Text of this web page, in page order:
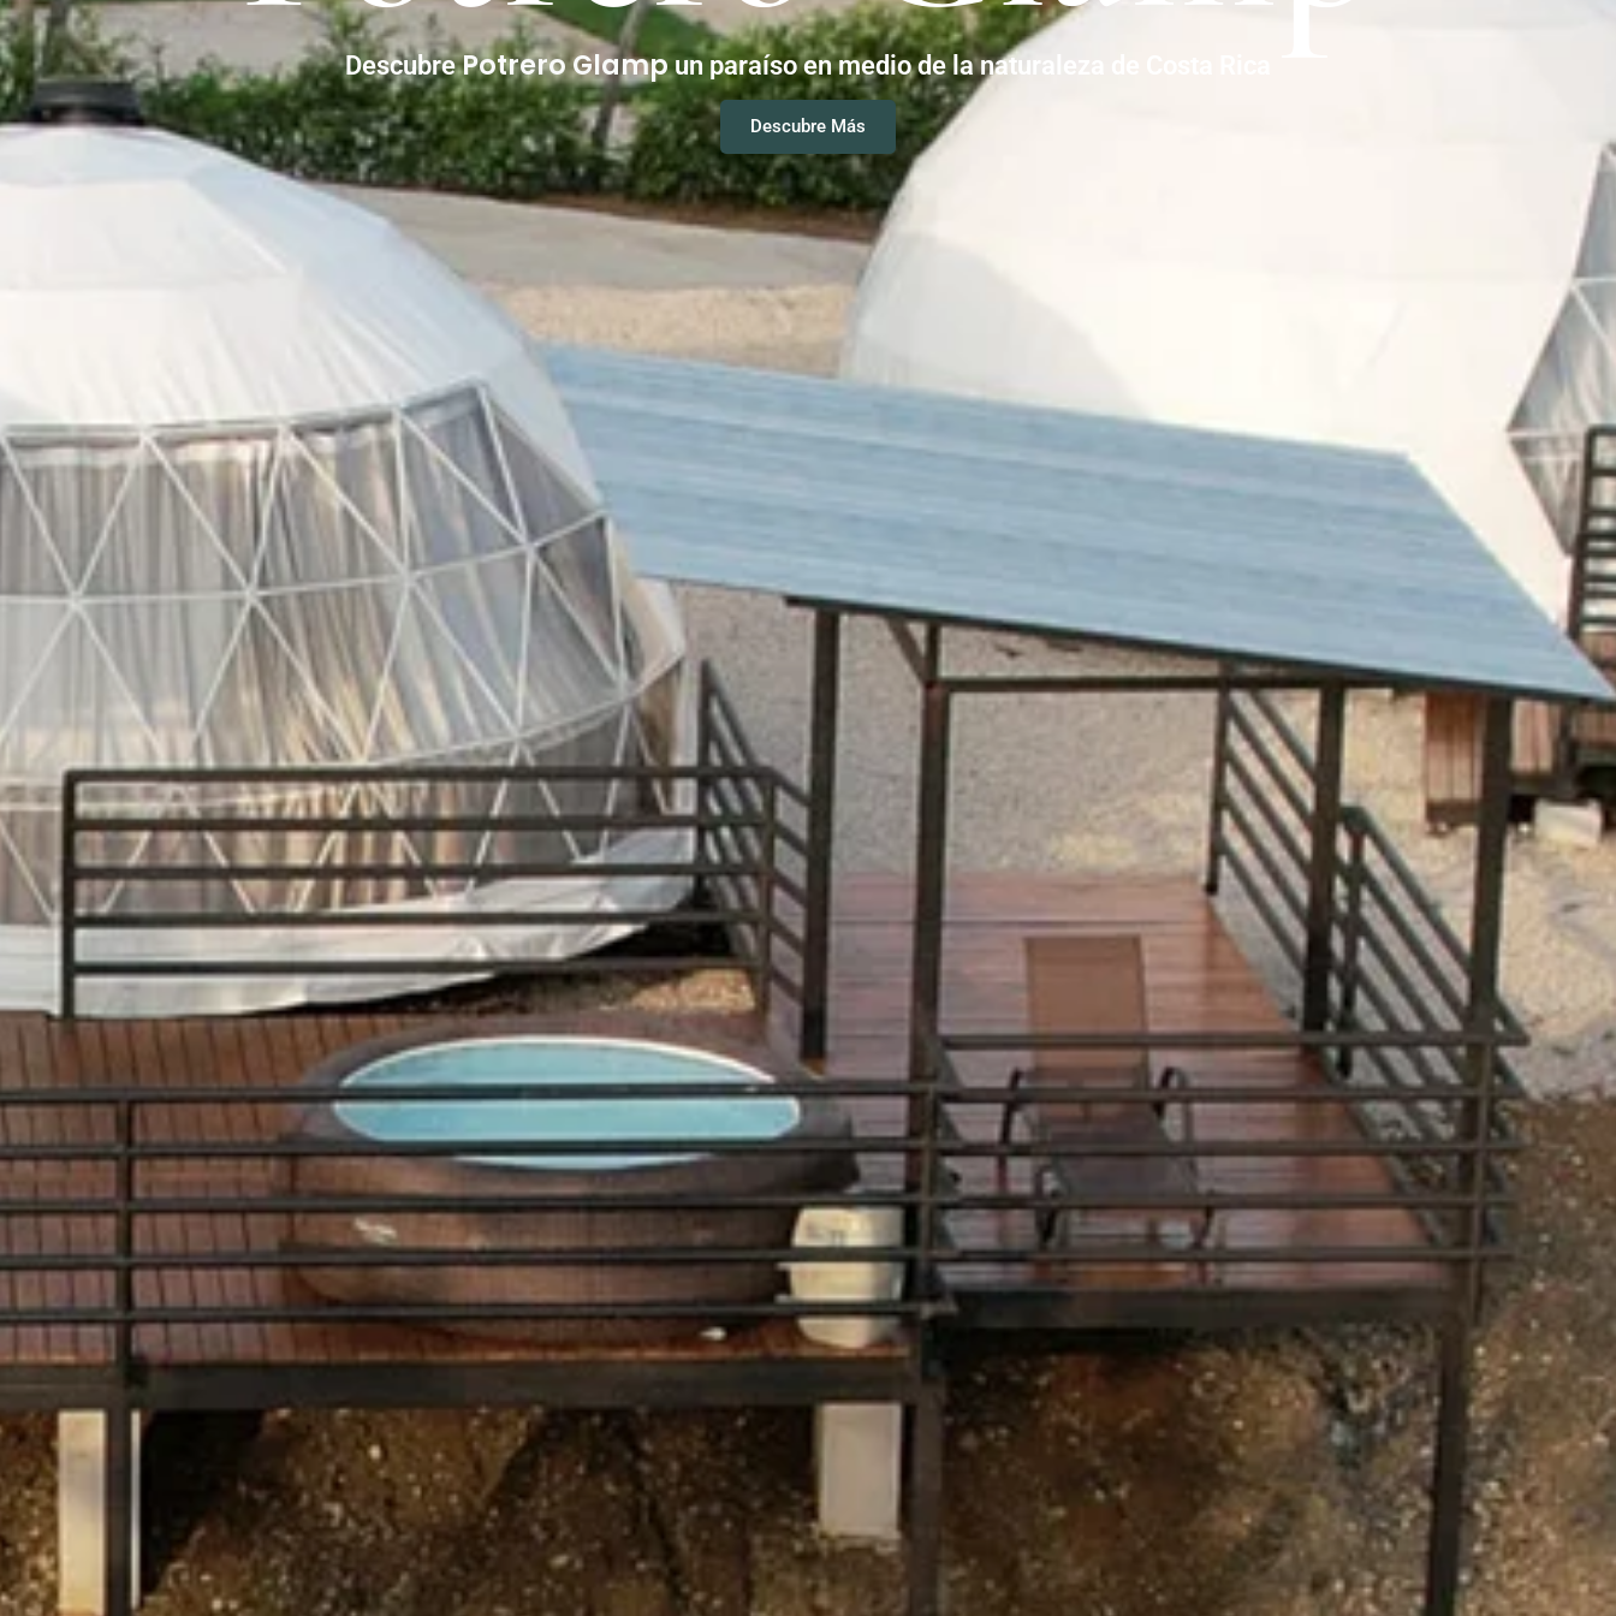
DescubrePotrero Glamp un paraíso en medio de la naturaleza de Costa Rica
Descubre Más